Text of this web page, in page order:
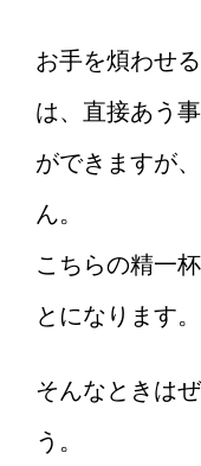
お手を煩わせ
は、直接あう
ができますが
ん。
こちらの精一
とになります。
そんなときは
う。